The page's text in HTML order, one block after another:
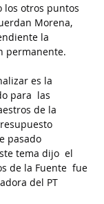
los otros puntos
Morena,
la
permanente.
es la
para  las
de la
pasado
tema dijo  el
de la Fuente  fue
del PT